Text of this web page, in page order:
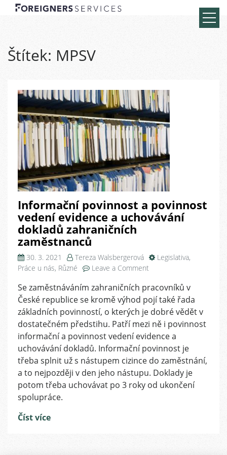
Štítek: MPSV
Informační povinnost a povinnost
vedení evidence a uchovávání
dokladů zahraničních
zaměstnanců
30. 3. 2021 Tereza Walsbergerová Legislativa,
Práce u nás, Různé Leave a Comment
povinnost
a
povinnost
vedení
evidence
a
uchovávání
dokladů
zahraničních
zaměstnanců
Se zaměstnáváním zahraničních pracovníků v
České republice se kromě výhod pojí také řada
základních povinností, o kterých je dobré vědět v
dostatečném předstihu. Patří mezi ně i povinnost
informační a povinnost vedení evidence a
uchovávání dokladů. Informační povinnost je
třeba splnit už s nástupem cizince do zaměstnání,
a to nejpozději v den jeho nástupu. Doklady je
potom třeba uchovávat po 3 roky od ukončení
spolupráce.
Číst více